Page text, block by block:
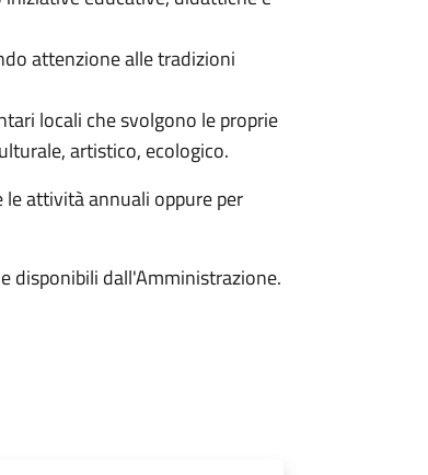
attenzione alle tradizioni
locali che svolgono le proprie
artistico, ecologico.
attività annuali oppure per
disponibili dall'Amministrazione.